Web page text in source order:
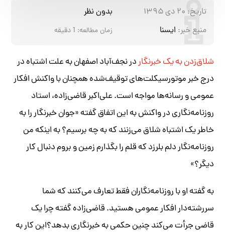
تاریخ: ۲۰ دی ۱۳۹۵
بدون نظر
منبع خبر: ایسنا زمان مطالعه: 1دقیقه
شلاق‌زدن به یک خبرنگاردر نجف‌آباد اصفهان به علت اشتباه در
درج خبر موتورسیکلت‌های توقیف‌شده همچنان با واکنش افکار
عمومی و رسانه‌ها مواجه است. علی‌اکبر قاضی‌زاده، استاد
روزنامه‌نگاری در واکنش به این اتفاق گفته «جوان خبرنگار را به
خاطر یک اشتباه شلاق می‌زنند که به چه برسیم؟ به اینکه من
روزنامه‌نگار دلم بلرزد که قلم را بگذارم زمین و بروم دنبال کار
دیگر؟»
به گفته او با روزنامه‌نگاران فقط تعارف می‌کنند که شما
سررشته‌دار افکار عمومی هستید. قاضی‌زاده گفته چرا یک
قاضی جرأت می‌کند چنین حکمی به خبرنگاری بدهد؟این کار به